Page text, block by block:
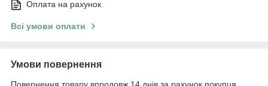
Оплата на рахунок
Всі умови оплати
Умови повернення
Повернення товару впродовж 14 днів за рахунок покупця